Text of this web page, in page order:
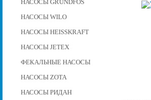
НАСОСЫ GRUNDFOS
НАСОСЫ WILO
НАСОСЫ HEISSKRAFT
НАСОСЫ JETEX
ФЕКАЛЬНЫЕ НАСОСЫ
НАСОСЫ ZOTA
НАСОСЫ РИДАН